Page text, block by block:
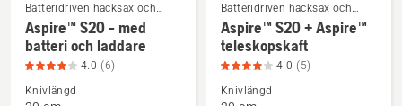
Se
mer
information
om
Batteridriven häcksax och
elektrisk häcksax
Aspire™ S20 - med
batteri och laddare
4.0 (6)
Knivlängd
Se
mer
information
om
Batteridriven häcksax och
elektrisk häcksax
Aspire™ S20 + Aspire™
teleskopskaft
4.0 (5)
Knivlängd